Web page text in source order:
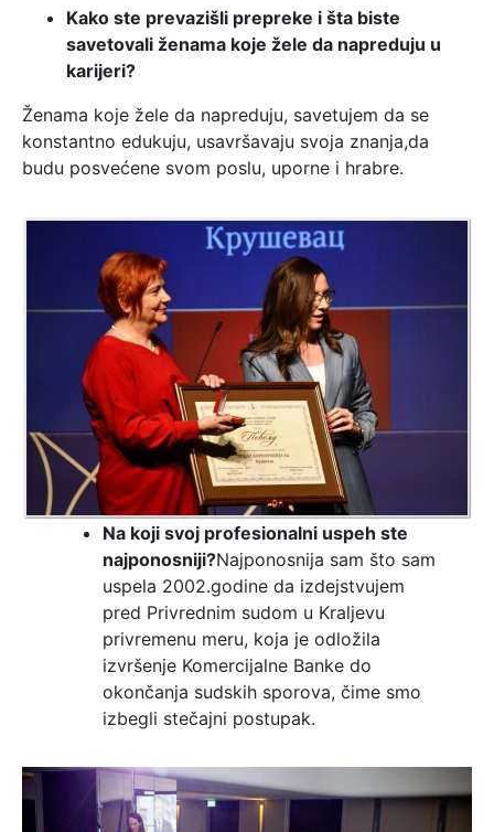
Kako ste prevazišli prepreke i šta biste
savetovali ženama koje žele da napreduju u
karijeri?
Ženama koje žele da napreduju, savetujem da se
konstantno edukuju, usavršavaju svoja znanja,da
budu posvećene svom poslu, uporne i hrabre.
Na koji svoj profesionalni uspeh ste
najponosniji?Najponosnija sam što sam
uspela 2002.godine da izdejstvujem
pred Privrednim sudom u Kraljevu
privremenu meru, koja je odložila
izvršenje Komercijalne Banke do
okončanja sudskih sporova, čime smo
izbegli stečajni postupak.